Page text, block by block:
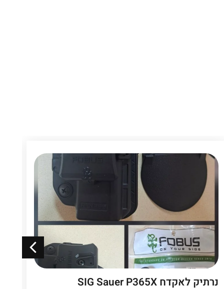
נרתיק לאקדח SIG Sauer P365X